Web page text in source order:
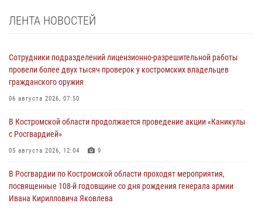
ЛЕНТА НОВОСТЕЙ
Сотрудники подразделений лицензионно-разрешительной работы
провели более двух тысяч проверок у костромских владельцев
гражданского оружия
06 августа 2026, 07:50
В Костромской области продолжается проведение акции «Каникулы
с Росгвардией»
05 августа 2026, 12:04 9
В Росгвардии по Костромской области проходят мероприятия,
посвященные 108-й годовщине со дня рождения генерала армии
Ивана Кирилловича Яковлева